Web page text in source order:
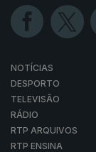
NOTÍCIAS
DESPORTO
TELEVISÃO
RÁDIO
RTP ARQUIVOS
RTP ENSINA